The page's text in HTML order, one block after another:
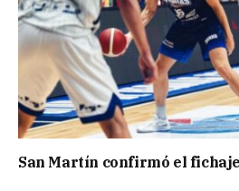
San Martín confirmó el